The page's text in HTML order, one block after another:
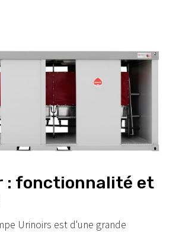
: fonctionnalité et
Urinoirs est d'une grande